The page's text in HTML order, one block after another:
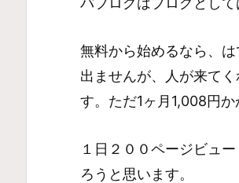
無料から始めるなら、
出ませんが、人が来て
す。ただ1ヶ月1,008円
１日２００ページビュ
ろうと思います。